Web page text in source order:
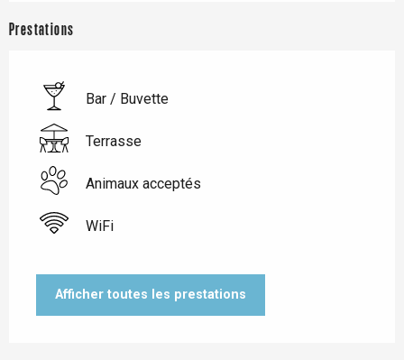
Prestations
Bar / Buvette
Terrasse
Animaux acceptés
WiFi
Afficher toutes les prestations